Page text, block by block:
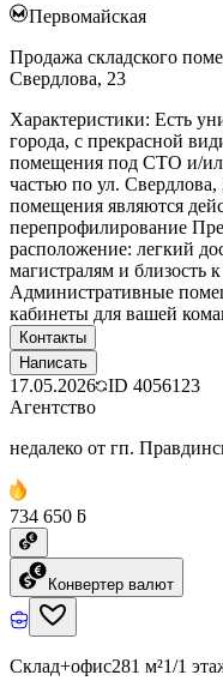
Первомайская
Продажа складского
Свердлова, 23
Характеристики: Есть
города, с прекрасной
помещения под СТО и/
частью по ул.
помещения являются
перепрофилирование
расположение: легкий
магистралям и близость
Административные
кабинеты для вашей
Контакты
Написать
17.05.2026 ID 4056123
Агентство
недалеко от гп.
734 650 ƃ
Конвертер валют
Склад+офис281 м²1/1